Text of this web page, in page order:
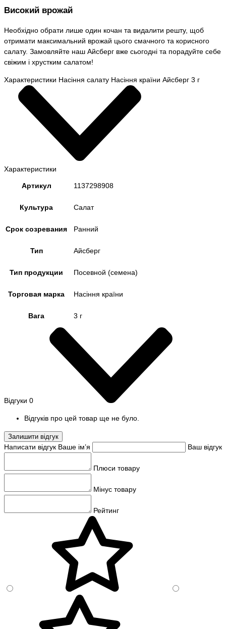
Високий врожай
Необхідно обрати лише один кочан та видалити решту, щоб
отримати максимальний врожай цього смачного та корисного
салату. Замовляйте наш Айсберг вже сьогодні та порадуйте себе
свіжим і хрустким салатом!
Характеристики Насіння салату Насіння країни Айсберг 3 г
Характеристики
Артикул 1137298908
Культура Салат
Срок созревания Ранний
Тип Айсберг
Тип продукции Посевной (семена)
Торговая марка Насіння країни
Вага 3 г
Відгуки 0
Відгуків про цей товар ще не було.
Залишити відгук
Написати відгук Ваше ім’я Ваш відгук
Плюси товару
Мінус товару
Рейтинг